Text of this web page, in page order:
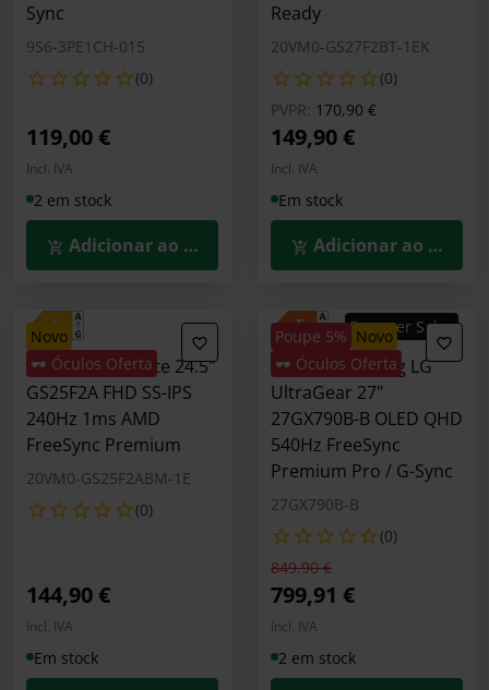
Sync
9S6-3PE1CH-015
(0)
119,00 €
Incl. IVA
2 em stock
Adicionar ao Carrinho
Ready
20VM0-GS27F2BT-1EK
(0)
PVPR: Preço reduzido de
170,90 €para
149,90 €
Incl. IVA
Em stock
Adicionar ao
novo
🕶️ Óculos Oferta
Monitor Gigabyte 24.5"
GS25F2A FHD SS-IPS
240Hz 1ms AMD
FreeSync Premium
20VM0-GS25F2ABM-1E
(0)
144,90 €
Incl. IVA
Em stock
Poupe 5%
novo
🕶️ Óculos Oferta
Summer Sales
Monitor Gaming LG
UltraGear 27"
27GX790B-B OLED QHD
540Hz FreeSync
Premium Pro / G-Sync
27GX790B-B
(0)
Preço reduzido de
849,90 €para
799,91 €
Incl. IVA
2 em stock